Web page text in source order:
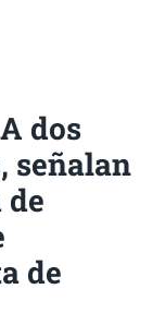
dos
señalan
de